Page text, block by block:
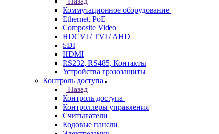
Коммутационное оборудование
Ethernet, PoE
Composite Video
HDCVI / TVI / AHD
SDI
HDMI
RS232, RS485, Контакты
Устройства грозозащиты
Контроль доступа
Назад
Контроль доступа
Контроллеры управления
Считыватели
Кодовые панели